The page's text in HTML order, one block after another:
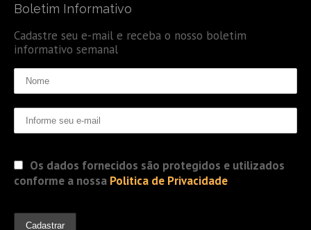
Boletim Informativo
Cadastre seu e-mail e receba o nosso boletim
informativo semanal
Os dados fornecidos são protegidos e utilizados
conforme a nossa Politica de Privacidade